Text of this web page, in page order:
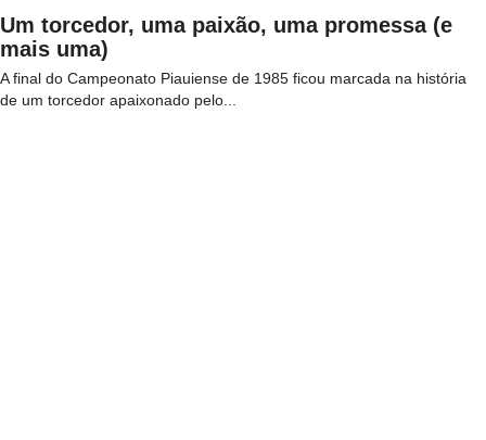
Um torcedor, uma paixão, uma promessa (e
mais uma)
A final do Campeonato Piauiense de 1985 ficou marcada na história
de um torcedor apaixonado pelo...